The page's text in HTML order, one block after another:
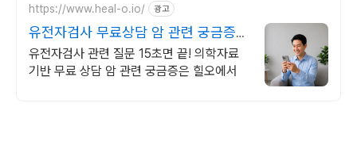
https://www.heal-o.io/ 광고
유전자검사 무료상담 암 관련 궁금증은
힐오에서
유전자검사 관련 질문 15초면 끝! 의학자료
기반 무료 상담 암 관련 궁금증은 힐오에서